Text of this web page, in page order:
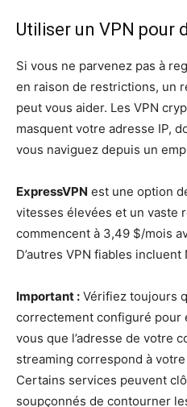
Utiliser un VPN pour
Si vous ne parvenez pas à
en raison de restrictions, un
peut vous aider. Les VPN
masquent votre adresse IP,
vous naviguez depuis un
ExpressVPN est une option
vitesses élevées et un vaste
commencent à 3,49 $/mois
D’autres VPN fiables
Important : Vérifiez toujours
correctement configuré pour
vous que l’adresse de votre
streaming correspond à
Certains services peuvent
soupçonnés de contourner